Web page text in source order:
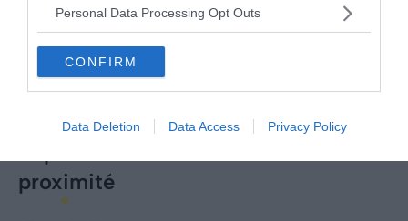
Personal Data Processing Opt Outs
CONFIRM
Data Deletion Data Access Privacy Policy
proximité